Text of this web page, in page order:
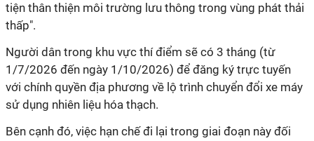
tiện thân thiện môi trường lưu thông trong vùng phát thải
thấp".
Người dân trong khu vực thí điểm sẽ có 3 tháng (từ
1/7/2026 đến ngày 1/10/2026) để đăng ký trực tuyến
với chính quyền địa phương về lộ trình chuyển đổi xe máy
sử dụng nhiên liệu hóa thạch.
Bên cạnh đó, việc hạn chế đi lại trong giai đoạn này đối